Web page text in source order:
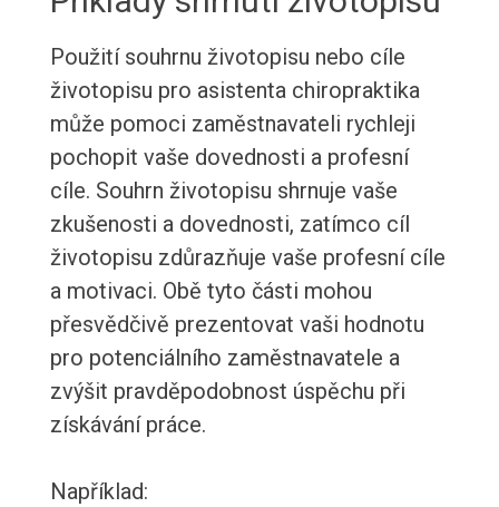
Použití souhrnu životopisu nebo cíle
životopisu pro asistenta chiropraktika
může pomoci zaměstnavateli rychleji
pochopit vaše dovednosti a profesní
cíle. Souhrn životopisu shrnuje vaše
zkušenosti a dovednosti, zatímco cíl
životopisu zdůrazňuje vaše profesní cíle
a motivaci. Obě tyto části mohou
přesvědčivě prezentovat vaši hodnotu
pro potenciálního zaměstnavatele a
zvýšit pravděpodobnost úspěchu při
získávání práce.
Například: